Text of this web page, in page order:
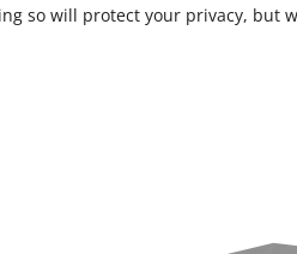
so will protect your privacy, but